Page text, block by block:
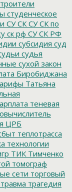
студенческое
СУ СК СУ СК по
ск рф СУ СК РФ
субсидия суд
судья
сухой закон
Биробиджана
Татьяна
теневая
ЦРБ
теплотрасса
технологии
ТИК Тимченко
томограф
сети торговый
травма трагедия